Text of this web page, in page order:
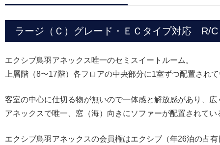
ラージ（Ｃ）グレード・ＥＣタイプ対応 R/
エクシブ鳥羽アネックス唯一のセミスイートルーム。
上層階（8〜17階）各フロアの中央部分に1室ずつ配置され
客室の中心に仕切る物が無いので一体感と解放感があり、広
アネックスで唯一、窓（海）向きにソファーが配置されてい
エクシブ鳥羽アネックスの会員権はエクシブ（年26泊の占